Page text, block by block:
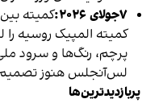
۷جولای ۲۰۲۶:
کمیته
کمیته المپیک روسیه را
لس‌آنجلس هنوز تصمیم
پربازدیدترین‌ها